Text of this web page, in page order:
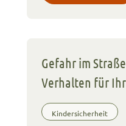
Gefahr im
Verhalten für
Kindersicherheit